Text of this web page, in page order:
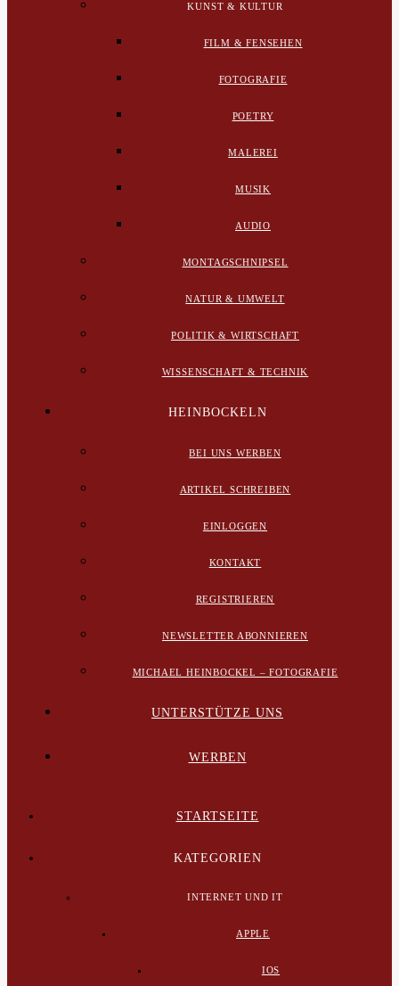
KUNST & KULTUR
FILM & FENSEHEN
FOTOGRAFIE
POETRY
MALEREI
MUSIK
AUDIO
MONTAGSCHNIPSEL
NATUR & UMWELT
POLITIK & WIRTSCHAFT
WISSENSCHAFT & TECHNIK
HEINBOCKELN
BEI UNS WERBEN
ARTIKEL SCHREIBEN
EINLOGGEN
KONTAKT
REGISTRIEREN
NEWSLETTER ABONNIEREN
MICHAEL HEINBOCKEL – FOTOGRAFIE
UNTERSTÜTZE UNS
WERBEN
STARTSEITE
KATEGORIEN
INTERNET UND IT
APPLE
IOS